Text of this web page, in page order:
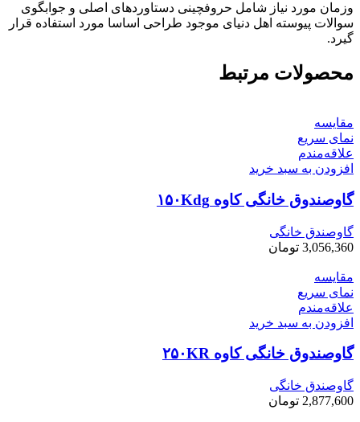
وزمان مورد نیاز شامل حروفچینی دستاوردهای اصلی و جوابگوی
سوالات پیوسته اهل دنیای موجود طراحی اساسا مورد استفاده قرار
گیرد.
محصولات مرتبط
مقایسه
نمای سریع
علاقه‌مندم
افزودن به سبد خرید
گاوصندوق خانگی کاوه ۱۵۰Kdg
گاوصندق خانگی
3,056,360 تومان
مقایسه
نمای سریع
علاقه‌مندم
افزودن به سبد خرید
گاوصندوق خانگی کاوه ۲۵۰KR
گاوصندق خانگی
2,877,600 تومان